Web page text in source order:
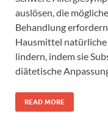
auslösen, die
Behandlung
Hausmittel natürliche
lindern, indem sie
diätetische
READ MORE